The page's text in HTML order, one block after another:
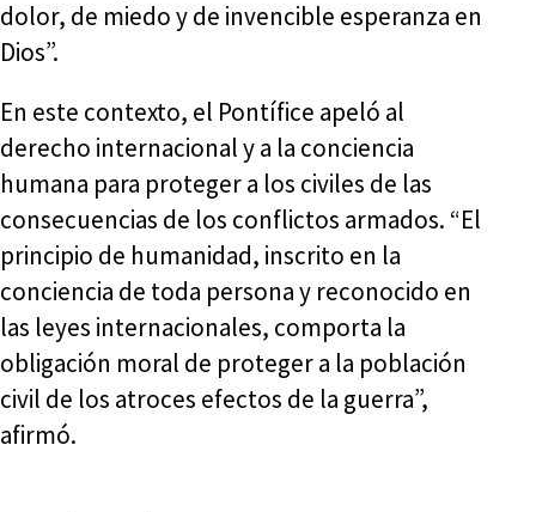
dolor, de miedo y de invencible esperanza en
Dios”.
En este contexto, el Pontífice apeló al
derecho internacional y a la conciencia
humana para proteger a los civiles de las
consecuencias de los conflictos armados. “El
principio de humanidad, inscrito en la
conciencia de toda persona y reconocido en
las leyes internacionales, comporta la
obligación moral de proteger a la población
civil de los atroces efectos de la guerra”,
afirmó.